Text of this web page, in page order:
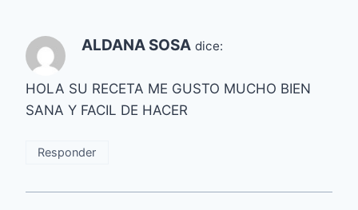
ALDANA SOSA dice:
HOLA SU RECETA ME GUSTO MUCHO BIEN
SANA Y FACIL DE HACER
Responder